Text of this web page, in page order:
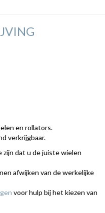
en rollators.
verkrijgbaar.
zijn dat u de juiste wielen
afwijken van de werkelijke
voor hulp bij het kiezen van